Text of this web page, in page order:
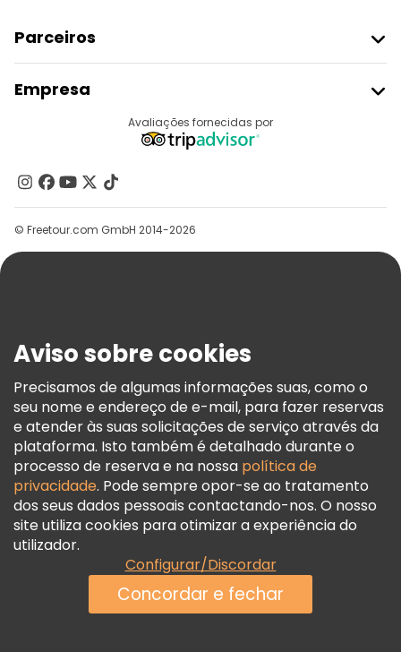
Parceiros
Registo Do Fornecedor
Programa De Afiliados
Empresa
Contacte-Nos
Grupos
Ajuda
Termos E Informações Legais
Política De Cookies
Freetour Prémios
Programa De Fidelidade
Avaliações fornecidas por
© Freetour.com GmbH 2014-2026
Aviso sobre cookies
Precisamos de algumas informações suas, como o
seu nome e endereço de e-mail, para fazer reservas
e atender às suas solicitações de serviço através da
plataforma. Isto também é detalhado durante o
processo de reserva e na nossa política de
privacidade. Pode sempre opor-se ao tratamento
dos seus dados pessoais contactando-nos. O nosso
site utiliza cookies para otimizar a experiência do
utilizador.
Configurar/Discordar
Concordar e fechar